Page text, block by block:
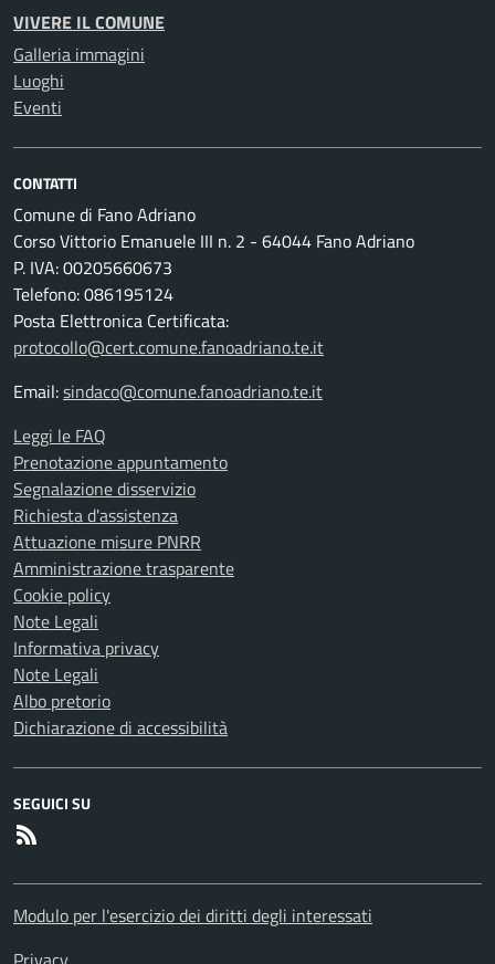
VIVERE IL COMUNE
Galleria immagini
Luoghi
Eventi
CONTATTI
Comune di Fano Adriano
Corso Vittorio Emanuele III n. 2 - 64044 Fano Adriano
P. IVA: 00205660673
Telefono: 086195124
Posta Elettronica Certificata:
protocollo@cert.comune.fanoadriano.te.it
Email:sindaco@comune.fanoadriano.te.it
Leggi le FAQ
Prenotazione appuntamento
Segnalazione disservizio
Richiesta d'assistenza
Attuazione misure PNRR
Amministrazione trasparente
Cookie policy
Note Legali
Informativa privacy
Note Legali
Albo pretorio
Dichiarazione di accessibilità
SEGUICI SU
Modulo per l'esercizio dei diritti degli interessati